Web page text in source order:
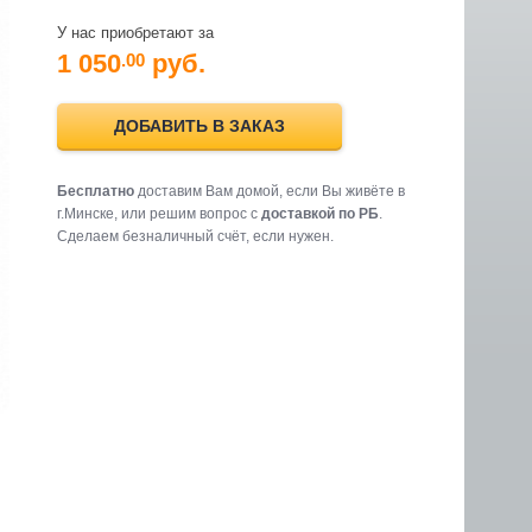
У нас приобретают за
1 050.00 руб.
ДОБАВИТЬ В ЗАКАЗ
Бесплатнодоставим Вам домой, если Вы живёте в
г.Минске, или решим вопрос с доставкой по РБ.
Cделаем безналичный счёт, если нужен.